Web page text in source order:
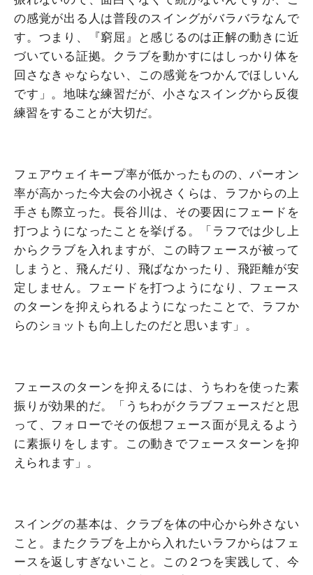
の感覚が出る人は普段のスイングがバラバラなんで
す。つまり、『窮屈』と感じるのは正解の動きに近
づいている証拠。クラブを動かすにはしっかり体を
回さなきゃならない、この感覚をつかんでほしいん
です」。地味な練習だが、小さなスイングから反復
練習をすることが大切だ。
フェアウェイキープ率が低かったものの、パーオン
率が高かった今大会の小祝さくらは、ラフからの上
手さも際立った。長谷川は、その要因にフェードを
打つようになったことを挙げる。「ラフでは少し上
からクラブを入れますが、この時フェースが被って
しまうと、飛んだり、飛ばなかったり、飛距離が安
定しません。フェードを打つようになり、フェース
のターンを抑えられるようになったことで、ラフか
らのショットも向上したのだと思います」。
フェースのターンを抑えるには、うちわを使った素
振りが効果的だ。「うちわがクラブフェースだと思
って、フォローでその仮想フェース面が見えるよう
に素振りをします。この動きでフェースターンを抑
えられます」。
スイングの基本は、クラブを体の中心から外さない
こと。またクラブを上から入れたいラフからはフェ
ースを返しすぎないこと。この２つを実践して、今